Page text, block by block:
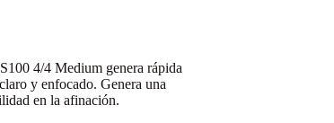
4/4 Medium genera rápida
y enfocado. Genera una
en la afinación.